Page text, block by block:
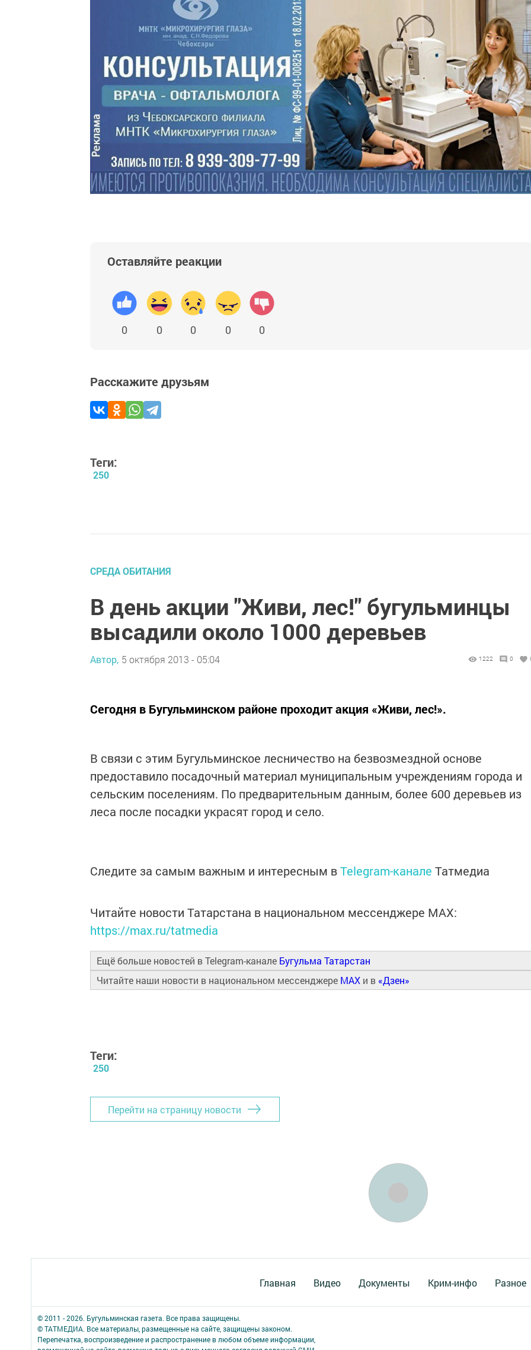
Оставляйте реакции
0 0 0 0 0
Расскажите друзьям
Теги:
250
СРЕДА ОБИТАНИЯ
В день акции "Живи, лес!" бугульминцы
высадили около 1000 деревьев
Автор, 5 октября 2013 - 05:04 1222 0
Сегодня в Бугульминском районе проходит акция «Живи, лес!».
В связи с этим Бугульминское лесничество на безвозмездной основе
предоставило посадочный материал муниципальным учреждениям города и
сельским поселениям. По предварительным данным, более 600 деревьев из
леса после посадки украсят город и село.
Следите за самым важным и интересным вTelegram-канале Татмедиа
Читайте новости Татарстана в национальном мессенджере MАХ:
https://max.ru/tatmedia
Ещё больше новостей в Telegram-канале Бугульма Татарстан
Читайте наши новости в национальном мессенджере MAX и в «Дзен»
Теги:
250
Перейти на страницу новости
Главная Видео Документы Крим-инфо Разное
© 2011 - 2026. Бугульминская газета. Все права защищены.
© ТАТМЕДИА. Все материалы, размещенные на сайте, защищены законом.
Перепечатка, воспроизведение и распространение в любом объеме информации,